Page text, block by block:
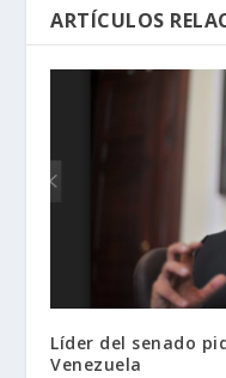
ARTÍCULOS
Líder del senado
Venezuela